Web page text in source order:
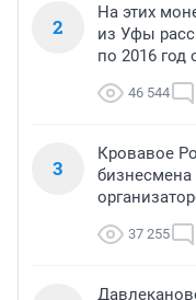
2
На этих
из Уфы
по 2016
46 544
3
Кровавое
бизнесмена
37 255